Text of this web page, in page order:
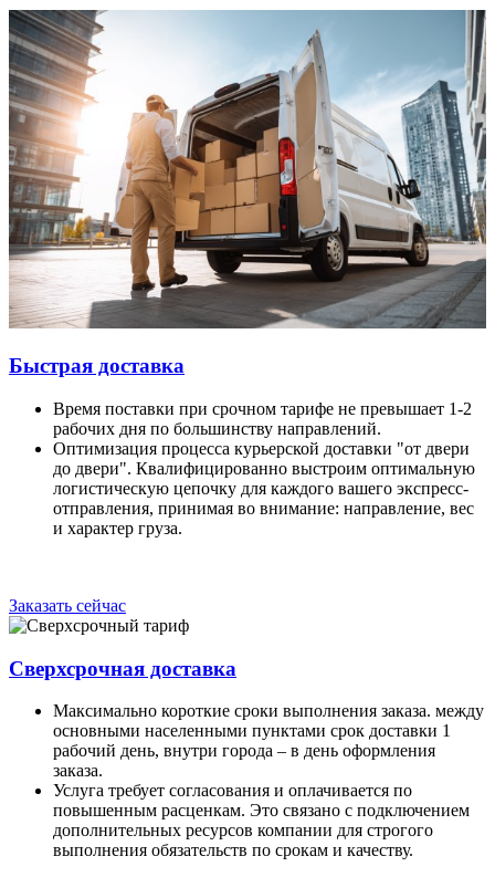
Быстрая доставка
Время поставки при срочном тарифе не превышает 1-2
рабочих дня по большинству направлений.
Оптимизация процесса курьерской доставки "от двери
до двери". Квалифицированно выстроим оптимальную
логистическую цепочку для каждого вашего экспресс-
отправления, принимая во внимание: направление, вес
и характер груза.
Заказать сейчас
Сверхсрочная доставка
Максимально короткие сроки выполнения заказа. между
основными населенными пунктами срок доставки 1
рабочий день, внутри города – в день оформления
заказа.
Услуга требует согласования и оплачивается по
повышенным расценкам. Это связано с подключением
дополнительных ресурсов компании для строгого
выполнения обязательств по срокам и качеству.